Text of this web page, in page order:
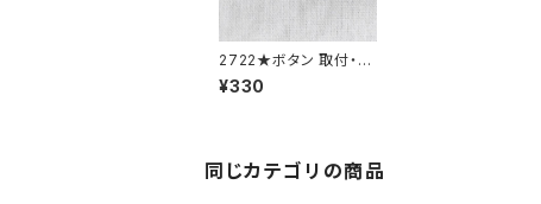
2722★ボタン 取付・取
り外し料金
¥330
同じカテゴリの商品